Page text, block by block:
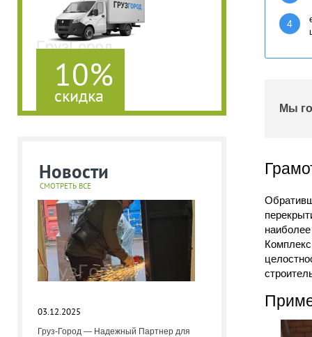
10%
скидка
Новости
СМОТРЕТЬ ВСЕ
03.12.2025
Груз-Город — Надежный Партнер для
4
Мы